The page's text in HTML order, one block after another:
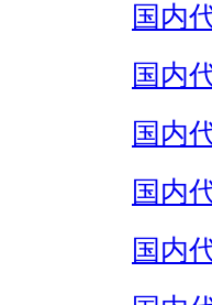
国内
国内
国内
国内
国内